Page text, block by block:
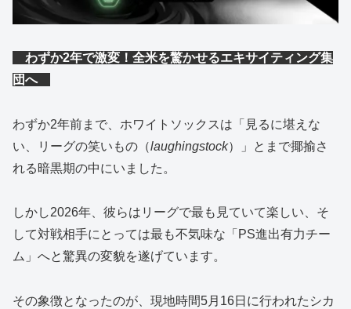
わずか2年で激変！全米を驚かせるエキサイティング集
団へ
わずか2年前まで、ホワイトソックスは「見るに堪えな
い、リーグの笑いもの（laughingstock）」とまで揶揄さ
れる暗黒期の中にいました。
しかし2026年、彼らはリーグで最も見ていて楽しい、そ
して対戦相手にとっては最も不気味な「PS進出有力チー
ム」へと驚異の変貌を遂げています。
その象徴となったのが、現地時間5月16日に行われたシカ